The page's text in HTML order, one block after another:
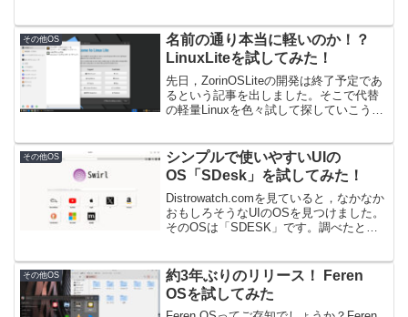
ましょう。Netrunnerとは？...
その他OS
名前の通り本当に軽いのか！？
LinuxLiteを試してみた！
先日，ZorinOSLiteの開発は終了予定であ
るという記事を出しました。そこで代替
の軽量Linuxを色々試して探していこうと
求めるOSの条件まず，求めるO...
その他OS
シンプルで使いやすいUIの
OS「SDesk」を試してみた！
Distrowatch.comを見ていると，なかなか
おもしろそうなUIのOSを見つけました。
そのOSは「SDESK」です。調べたとこ
思い，興味を持った...
その他OS
約3年ぶりのリリース！ Feren
OSを試してみた